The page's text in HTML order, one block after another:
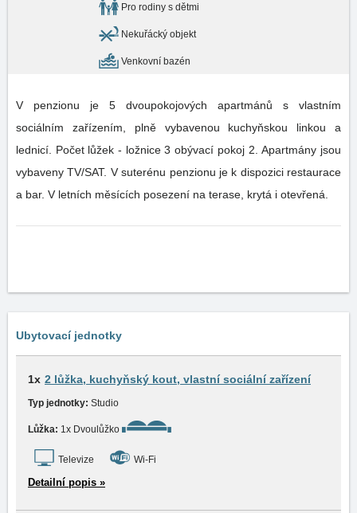
Pro rodiny s dětmi
Nekuřácký objekt
Venkovní bazén
V penzionu je 5 dvoupokojových apartmánů s vlastním
sociálním zařízením, plně vybavenou kuchyňskou linkou a
lednicí. Počet lůžek - ložnice 3 obývací pokoj 2. Apartmány jsou
vybaveny TV/SAT. V suterénu penzionu je k dispozici restaurace
a bar. V letních měsících posezení na terase, krytá i otevřená.
Ubytovací jednotky
1x 2 lůžka, kuchyňský kout, vlastní sociální zařízení
Typ jednotky: Studio
Lůžka: 1x Dvoulůžko
Televize Wi-Fi
Detailní popis »